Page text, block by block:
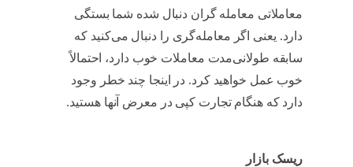
معاملاتی معامله گران دنبال شده شما بستگی
دارد. یعنی اگر معامله‌گری را دنبال می‌کنید که
سابقه طولانی‌مدت معاملات خوب دارد، احتمالاً
خوب عمل خواهید کرد. در اینجا چند خطر وجود
دارد که هنگام تجارت کپی در معرض آنها هستید.
ریسک بازار